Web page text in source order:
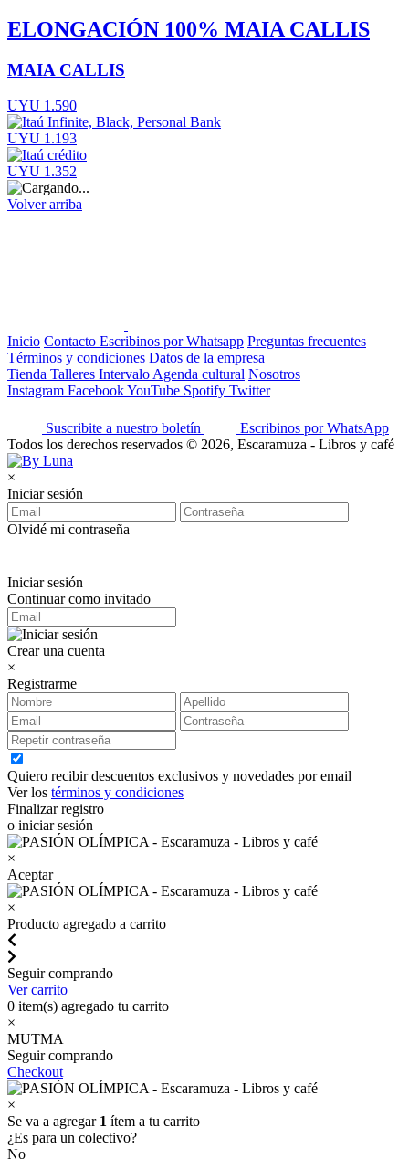
ELONGACIÓN 100% MAIA CALLIS
MAIA CALLIS
UYU 1.590
UYU 1.193
UYU 1.352
Volver arriba
Inicio Contacto Escribinos por Whatsapp Preguntas frecuentes
Términos y condiciones Datos de la empresa
Tienda Talleres Intervalo Agenda cultural Nosotros
Instagram FacebookYouTube Spotify Twitter
Suscribite a nuestro boletín
Escribinos por WhatsApp
Todos los derechos reservados © 2026, Escaramuza - Libros y café
×
Iniciar sesión
Olvidé mi contraseña
Iniciar sesión
Continuar como invitado
Crear una cuenta
×
Registrarme
Quiero recibir descuentos exclusivos y novedades por email
Ver los términos y condiciones
Finalizar registro
o iniciar sesión
×
Aceptar
×
Producto agregado a carrito
Seguir comprando
Ver carrito
0 item(s) agregado tu carrito
×
MUTMA
Seguir comprando
Checkout
×
Se va a agregar 1 ítem a tu carrito
¿Es para un colectivo?
No